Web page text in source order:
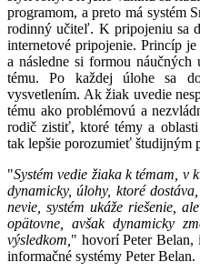
programom, a preto má systém
rodinný učiteľ. K pripojeniu sa
internetové pripojenie. Princíp
a následne si formou
tému. Po každej úlohe sa
vysvetlením. Ak žiak uvedie
tému ako problémovú a
rodič zistiť, ktoré témy a
tak lepšie porozumieť študijným
"Systém vedie žiaka k témam, v
dynamicky, úlohy, ktoré
nevie, systém ukáže riešenie,
opätovne, avšak dynamicky
výsledkom, " hovorí Peter Belan,
informačné systémy Peter Belan.